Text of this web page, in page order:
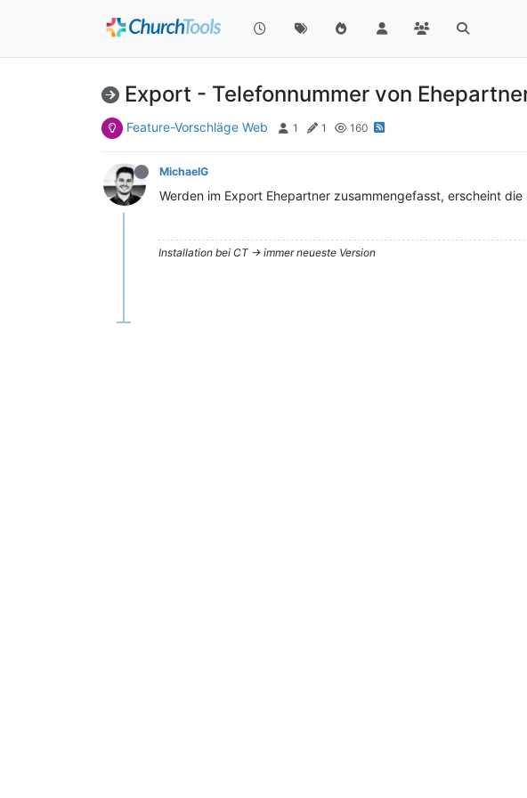
Export - Telefonnummer von
Feature-Vorschläge Web 1 1 160
MichaelG
Werden im Export Ehepartner zusammengefasst, erscheint
Installation bei CT -> immer neueste Version